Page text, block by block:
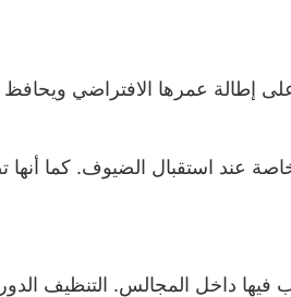
عمرها الافتراضي ويحافظ
عند استقبال الضيوف. كما أنها
فيها داخل المجالس. التنظيف